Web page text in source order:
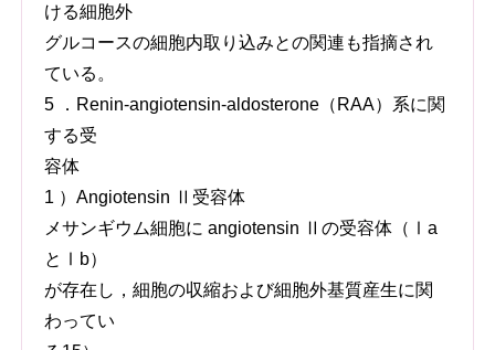
ける細胞外
グルコースの細胞内取り込みとの関連も指摘され
ている。
5 ．Renin-angiotensin-aldosterone（RAA）系に関
する受
容体
1 ）Angiotensin Ⅱ受容体
メサンギウム細胞に angiotensin Ⅱの受容体（Ⅰa
とⅠb）
が存在し，細胞の収縮および細胞外基質産生に関
わってい